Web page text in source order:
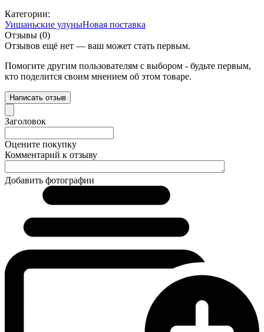
Категории:
Уишаньские улуныНовая поставка
Отзывы (0)
Отзывов ещё нет — ваш может стать первым.
Помогите другим пользователям с выбором - будьте первым,
кто поделится своим мнением об этом товаре.
Написать отзыв
Заголовок
Оцените покупку
Комментарий к отзыву
Добавить фотографии